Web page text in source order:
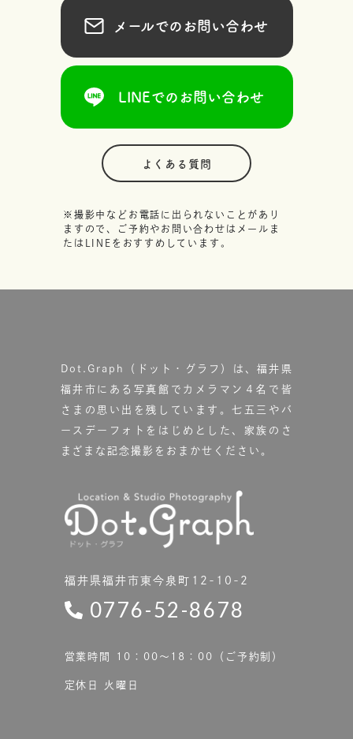
メールでのお問い合わせ
LINEでのお問い合わせ
よくある質問
※撮影中などお電話に出られないことがあり
ますので、ご予約やお問い合わせはメールま
たはLINEをおすすめしています。
Dot.Graph（ドット・グラフ）は、福井県
福井市にある写真館で カメラマン４名で皆
さまの思い出を残しています。七五三やバ
ースデーフォトをはじめとした、家族のさ
まざまな記念撮影をおまかせください。
福井県福井市東今泉町12-10-2
0776-52-8678
営業時間 10：00〜18：00（ご予約制）
定休日 火曜日